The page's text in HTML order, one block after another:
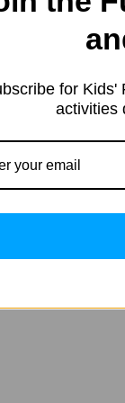
in
for Kids'
activities